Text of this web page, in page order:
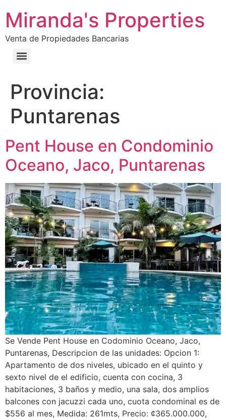
Miranda's Properties
Venta de Propiedades Bancarias
Provincia:
Puntarenas
Pent House en Condominio
Oceano, Jaco, Puntarenas
Se Vende Pent House en Codominio Oceano, Jaco,
Puntarenas, Descripcion de las unidades: Opcion 1:
Apartamento de dos niveles, ubicado en el quinto y
sexto nivel de el edificio, cuenta con cocina, 3
habitaciones, 3 baños y medio, una sala, dos amplios
balcones con jacuzzi cada uno, cuota condominal es de
$556 al mes, Medida: 261mts, Precio: ¢365.000.000,